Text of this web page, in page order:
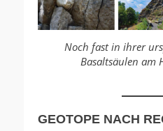
Noch fast in ihrer
Basaltsäulen am
GEOTOPE NACH